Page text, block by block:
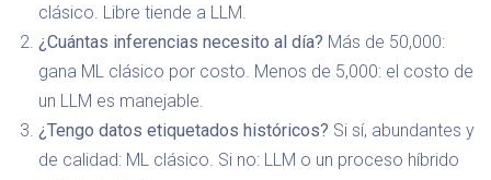
clásico. Libre tiende a LLM.
¿Cuántas inferencias necesito al día? Más de 50,000:
gana ML clásico por costo. Menos de 5,000: el costo de
un LLM es manejable.
¿Tengo datos etiquetados históricos? Si sí, abundantes y
de calidad: ML clásico. Si no: LLM o un proceso híbrido